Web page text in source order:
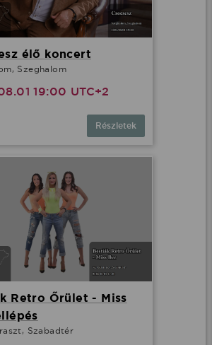
élő koncert
Szeghalom
19:00 UTC+2
Részletek
Retro Őrület - Miss
Szabadtér